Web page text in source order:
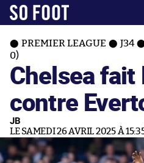
PREMIER LEAGUE J34
0)
Chelsea fait
contre
JB
LE SAMEDI 26 AVRIL 2025 À